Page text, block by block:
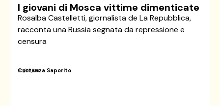
I giovani di Mosca vittime dimenticate
Rosalba Castelletti, giornalista de La Repubblica,
racconta una Russia segnata da repressione e
censura
20/02/26
Costanza Saporito